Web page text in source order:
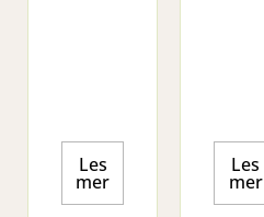
Les
mer
Les
mer